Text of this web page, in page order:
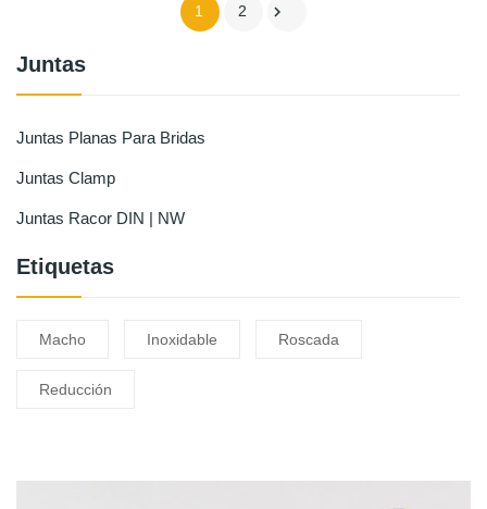
Juntas
Juntas Planas Para Bridas
Juntas Clamp
Juntas Racor DIN | NW
Etiquetas
Macho Inoxidable Roscada
Reducción
1 2 